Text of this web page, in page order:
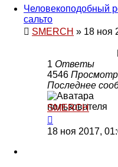
Человекоподобный
сальто
SMERCH » 18 ноя
1 Ответы
4546
Последнее
SMERCH
18 ноя 2017,